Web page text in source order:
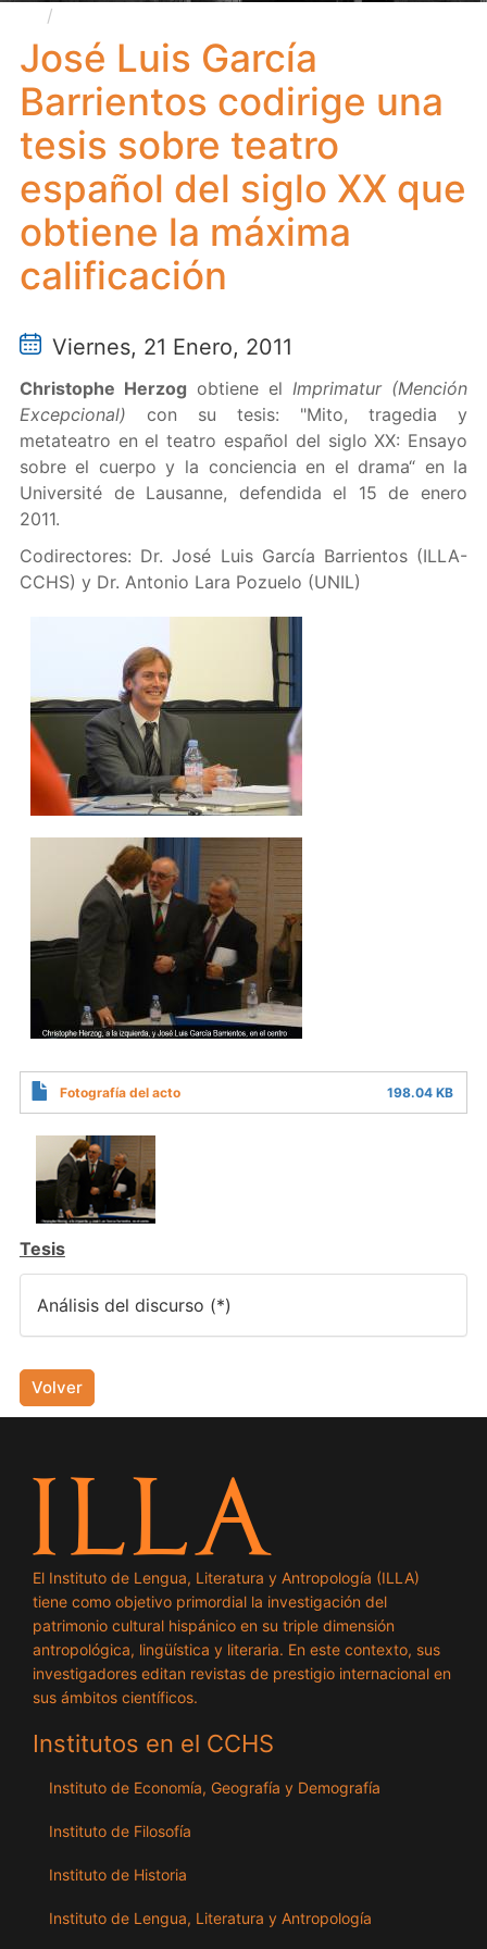
sobre teatro español del siglo XX que obtiene la
máxima calificación
José Luis García
Barrientos codirige una
tesis sobre teatro
español del siglo XX que
obtiene la máxima
calificación
Viernes, 21 Enero, 2011
Christophe Herzog obtiene elImprimatur (Mención
Excepcional) con su tesis: "Mito, tragedia y
metateatro en el teatro español del siglo XX: Ensayo
sobre el cuerpo y la conciencia en el drama“ en la
Université de Lausanne, defendida el 15 de enero
2011.
Codirectores: Dr. José Luis García Barrientos (ILLA-
CCHS) y Dr. Antonio Lara Pozuelo (UNIL)
Fotografía del acto 198.04 KB
Tesis
Análisis del discurso (*)
Volver
El Instituto de Lengua, Literatura y Antropología (ILLA)
tiene como objetivo primordial la investigación del
patrimonio cultural hispánico en su triple dimensión
antropológica, lingüística y literaria. En este contexto, sus
investigadores editan revistas de prestigio internacional en
sus ámbitos científicos.
Institutos en el CCHS
Instituto de Economía, Geografía y Demografía
Instituto de Filosofía
Instituto de Historia
Instituto de Lengua, Literatura y Antropología